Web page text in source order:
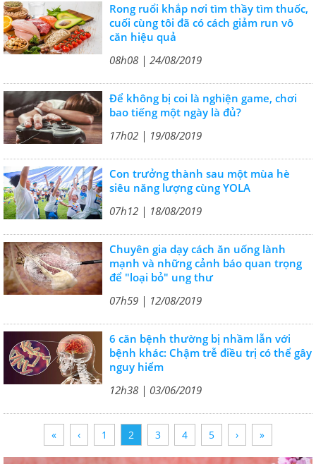
Rong ruổi khắp nơi tìm thầy tìm thuốc,
cuối cùng tôi đã có cách giảm run vô
căn hiệu quả
08h08 | 24/08/2019
Để không bị coi là nghiện game, chơi
bao tiếng một ngày là đủ?
17h02 | 19/08/2019
Con trưởng thành sau một mùa hè
siêu năng lượng cùng YOLA
07h12 | 18/08/2019
Chuyên gia dạy cách ăn uống lành
mạnh và những cảnh báo quan trọng
để "loại bỏ" ung thư
07h59 | 12/08/2019
6 căn bệnh thường bị nhầm lẫn với
bệnh khác: Chậm trễ điều trị có thể gây
nguy hiểm
12h38 | 03/06/2019
« ‹ 1 2 3 4 5 › »